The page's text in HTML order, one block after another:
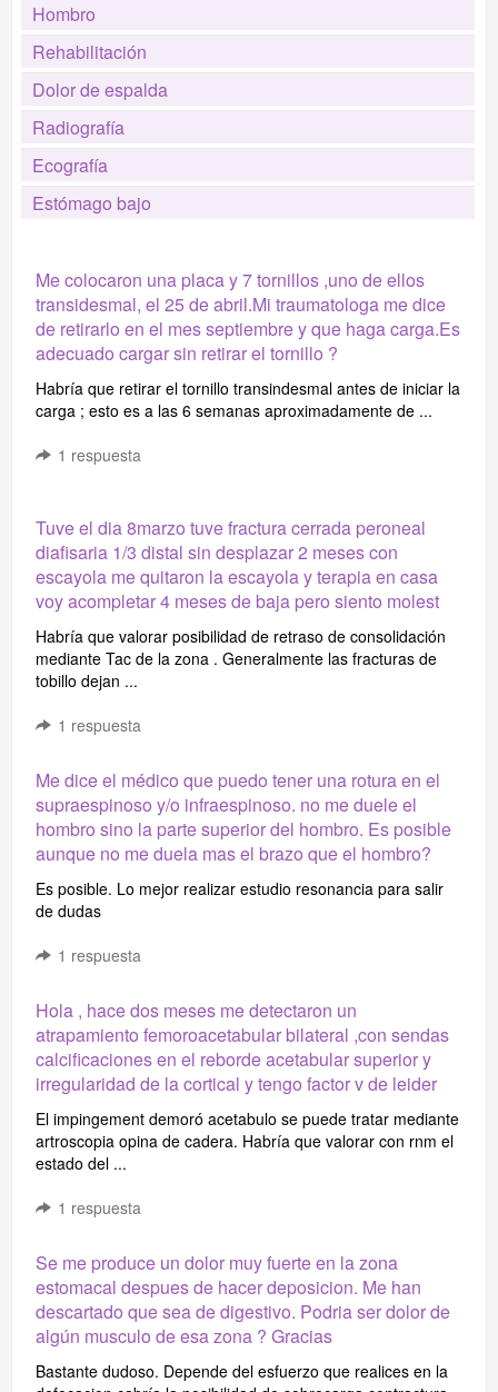
Hombro
Rehabilitación
Dolor de espalda
Radiografía
Ecografía
Estómago bajo
Me colocaron una placa y 7 tornillos ,uno de ellos
transidesmal, el 25 de abril.Mi traumatologa me dice
de retirarlo en el mes septiembre y que haga carga.Es
adecuado cargar sin retirar el tornillo ?
Habría que retirar el tornillo transindesmal antes de iniciar la
carga ; esto es a las 6 semanas aproximadamente de ...
1 respuesta
Tuve el dia 8marzo tuve fractura cerrada peroneal
diafisaria 1/3 distal sin desplazar 2 meses con
escayola me quitaron la escayola y terapia en casa
voy acompletar 4 meses de baja pero siento molest
Habría que valorar posibilidad de retraso de consolidación
mediante Tac de la zona . Generalmente las fracturas de
tobillo dejan ...
1 respuesta
Me dice el médico que puedo tener una rotura en el
supraespinoso y/o infraespinoso. no me duele el
hombro sino la parte superior del hombro. Es posible
aunque no me duela mas el brazo que el hombro?
Es posible. Lo mejor realizar estudio resonancia para salir
de dudas
1 respuesta
Hola , hace dos meses me detectaron un
atrapamiento femoroacetabular bilateral ,con sendas
calcificaciones en el reborde acetabular superior y
irregularidad de la cortical y tengo factor v de leider
El impingement demoró acetabulo se puede tratar mediante
artroscopia opina de cadera. Habría que valorar con rnm el
estado del ...
1 respuesta
Se me produce un dolor muy fuerte en la zona
estomacal despues de hacer deposicion. Me han
descartado que sea de digestivo. Podria ser dolor de
algún musculo de esa zona ? Gracias
Bastante dudoso. Depende del esfuerzo que realices en la